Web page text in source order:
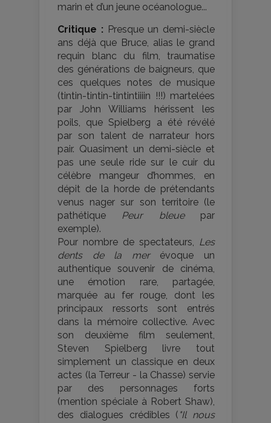
marin et d’un jeune océanologue...
Critique : Presque un demi-siècle
ans déjà que Bruce, alias le grand
requin blanc du film, traumatise
des générations de baigneurs, que
ces quelques notes de musique
(tintin-tintin-tintintiiiin !!!) martelées
par John Williams hérissent les
poils, que Spielberg a été révélé
par son talent de narrateur hors
pair. Quasiment un demi-siècle et
pas une seule ride sur le cuir du
célèbre mangeur d’hommes, en
dépit de la horde de prétendants
venus nager sur son territoire (le
pathétique Peur bleuepar
exemple).
Pour nombre de spectateurs,
Les
dents de la merévoque un
authentique souvenir de cinéma,
une émotion rare, partagée,
marquée au fer rouge, dont les
principaux ressorts sont entrés
dans la mémoire collective. Avec
son deuxième film seulement,
Steven Spielberg livre tout
simplement un classique en deux
actes (la Terreur - la Chasse) servie
par des personnages forts
(mention spéciale à Robert Shaw),
des dialogues crédibles ( "Il nous